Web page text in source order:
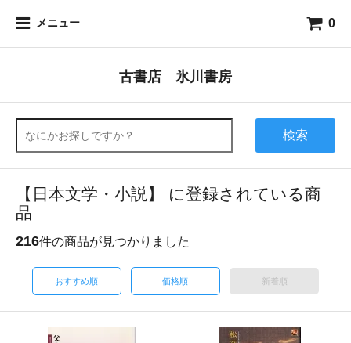
メニュー 0
古書店 氷川書房
検索
【日本文学・小説】 に登録されている商
品
216件の商品が見つかりました
おすすめ順 価格順 新着順